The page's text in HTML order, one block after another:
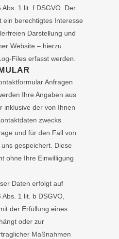
1 lit. f DSGVO. Der
ein berechtigtes Interesse
Darstellung und
Website – hierzu
Files erfasst werden.
Anfragen
Ihre Angaben aus
inklusive der von Ihnen
zwecks
und für den Fall von
gespeichert. Diese
ohne Ihre Einwilligung
Daten erfolgt auf
1 lit. b DSGVO,
der Erfüllung eines
oder zur
Maßnahmen